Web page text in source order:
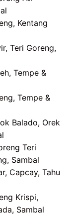
Kentang
Teri Goreng,
Tempe &
Tempe &
Balado, Orek
Teri
Sambal
Capcay, Tahu
Krispi,
Sambal